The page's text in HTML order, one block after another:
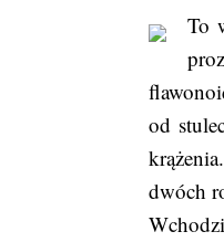
To
od
dwóch